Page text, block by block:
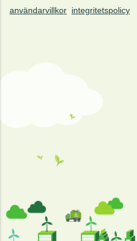
användarvillkor integritetspolicy